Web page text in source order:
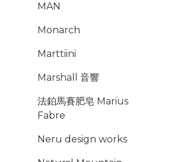
MAN
Monarch
Marttiini
Marshall 音響
法鉑馬賽肥皂 Marius
Fabre
Neru design works